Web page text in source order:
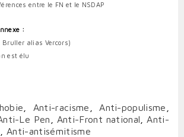
entre le FN et le NSDAP
:
Bruller alias Vercors)
est élu
Anti-racisme Anti-populisme
Le Pen Anti-Front national
Anti-
Anti-antisémitisme